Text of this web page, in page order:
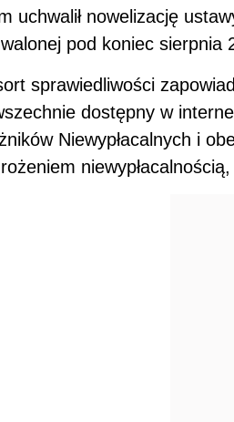
uchwalił nowelizację
pod koniec sierpnia
sprawiedliwości
dostępny w
Niewypłacalnych i